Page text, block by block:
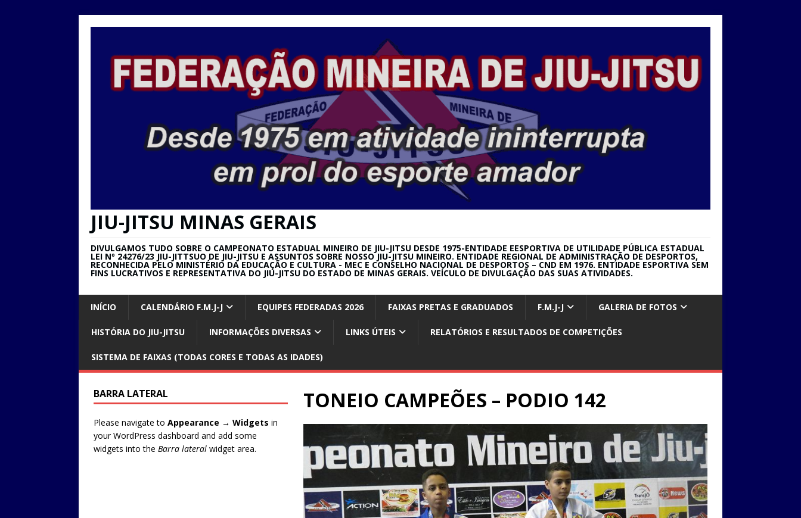
JIU-JITSU MINAS GERAIS
DIVULGAMOS TUDO SOBRE O CAMPEONATO ESTADUAL MINEIRO DE JIU-JITSU DESDE 1975-ENTIDADE EESPORTIVA DE UTILIDADE PÚBLICA ESTADUAL
LEI Nº 24276/23 JIU-JITTSUO DE JIU-JITSU E ASSUNTOS SOBRE NOSSO JIU-JITSU MINEIRO. ENTIDADE REGIONAL DE ADMINISTRAÇÃO DE DESPORTOS,
RECONHECIDA PELO MINISTÉRIO DA EDUCAÇÃO E CULTURA - MEC E CONSELHO NACIONAL DE DESPORTOS – CND EM 1976. ENTIDADE ESPORTIVA SEM
FINS LUCRATIVOS E REPRESENTATIVA DO JIU-JITSU DO ESTADO DE MINAS GERAIS. VEÍCULO DE DIVULGAÇÃO DAS SUAS ATIVIDADES.
INÍCIO CALENDÁRIO F.M.J-J EQUIPES FEDERADAS 2026 FAIXAS PRETAS E GRADUADOS F.M.J-J GALERIA DE FOTOS
HISTÓRIA DO JIU-JITSU INFORMAÇÕES DIVERSAS LINKS ÚTEIS RELATÓRIOS E RESULTADOS DE COMPETIÇÕES
SISTEMA DE FAIXAS (TODAS CORES E TODAS AS IDADES)
TONEIO CAMPEÕES – PODIO 142
BARRA LATERAL
Please navigate to Appearance → Widgets in
your WordPress dashboard and add some
widgets into the Barra lateral widget area.